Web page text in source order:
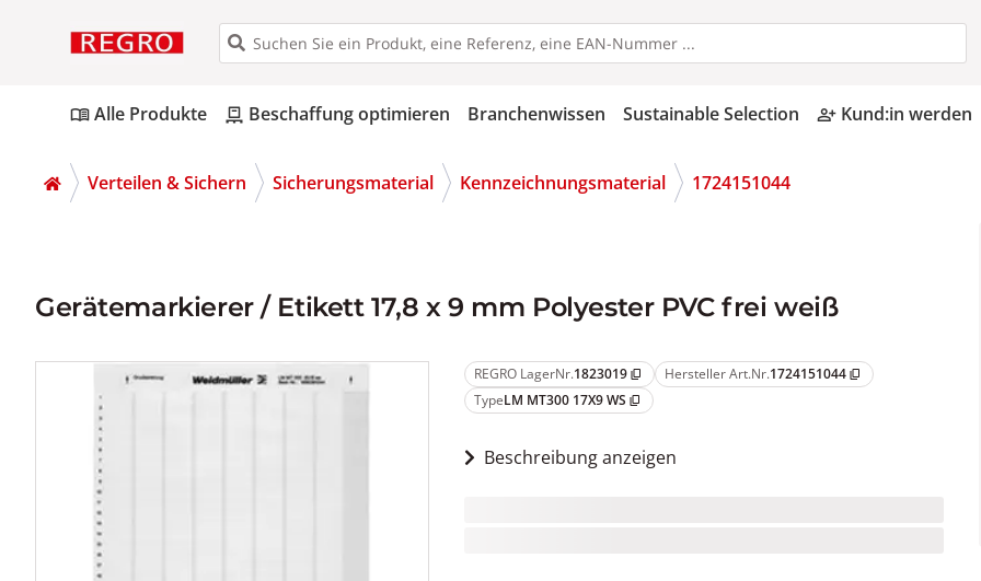
menu_bookAlle Produkte pallet Beschaffung optimieren Branchenwissen Sustainable Selection person_add_alt Kund:in werden
Verteilen & Sichern Sicherungsmaterial Kennzeichnungsmaterial 1724151044
Gerätemarkierer / Etikett 17,8 x 9 mm Polyester PVC frei weiß
REGRO LagerNr.1823019 content_copy Hersteller Art.Nr.1724151044 content_copy
TypeLM MT300 17X9 WS content_copy
Beschreibung anzeigen